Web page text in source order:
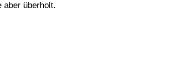
aber überholt.